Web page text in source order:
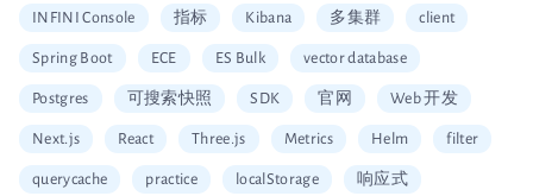
INFINI Console 指标 Kibana 多集群 client
Spring Boot ECE ES Bulk vector database
Postgres 可搜索快照 SDK 官网 Web 开发
Next.js React Three.js Metrics Helm filter
querycache practice localStorage 响应式